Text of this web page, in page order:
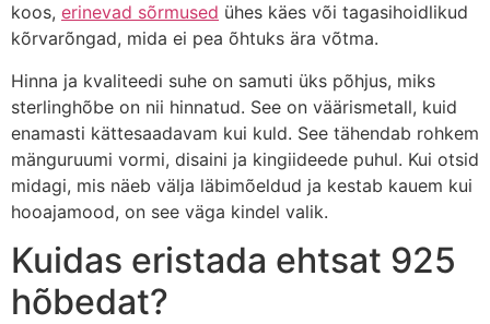
koos, erinevad sõrmused ühes käes või tagasihoidlikud
kõrvarõngad, mida ei pea õhtuks ära võtma.
Hinna ja kvaliteedi suhe on samuti üks põhjus, miks
sterlinghõbe on nii hinnatud. See on väärismetall, kuid
enamasti kättesaadavam kui kuld. See tähendab rohkem
mänguruumi vormi, disaini ja kingiideede puhul. Kui otsid
midagi, mis näeb välja läbimõeldud ja kestab kauem kui
hooajamood, on see väga kindel valik.
Kuidas eristada ehtsat 925
hõbedat?